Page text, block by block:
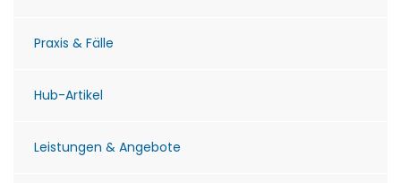
Praxis & Fälle
Hub-Artikel
Leistungen & Angebote